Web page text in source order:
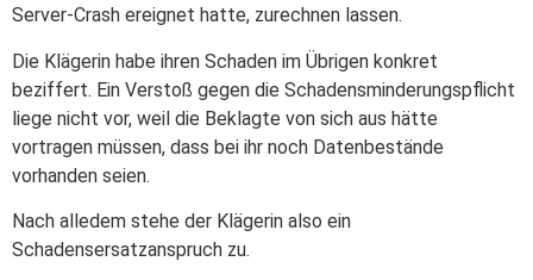
Server-Crash ereignet hatte, zurechnen lassen.
Die Klägerin habe ihren Schaden im Übrigen konkret
beziffert. Ein Verstoß gegen die Schadensminderungspflicht
liege nicht vor, weil die Beklagte von sich aus hätte
vortragen müssen, dass bei ihr noch Datenbestände
vorhanden seien.
Nach alledem stehe der Klägerin also ein
Schadensersatzanspruch zu.